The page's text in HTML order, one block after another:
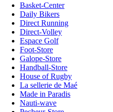
Basket-Center
Daily Bikers
Direct Running
Direct-Volley
Espace Golf
Foot-Store
Galope-Store
Handball-Store
House of Rugby
La sellerie de Maé
Made in Paradis
Nauti-wave